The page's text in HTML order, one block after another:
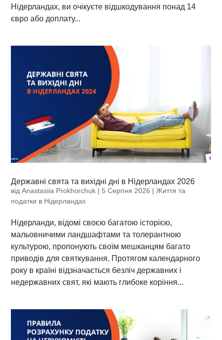
Нідерландах, ви очікуєте відшкодування понад 14
євро або доплату...
Державні свята та вихідні дні в Нідерландах 2026
відAnastasiia Prokhorchuk | 5 Серпня 2026 |Життя та
податки в Нідерландах
Нідерланди, відомі своєю багатою історією,
мальовничими ландшафтами та толерантною
культурою, пропонують своїм мешканцям багато
приводів для святкування. Протягом календарного
року в країні відзначається безліч державних і
недержавних свят, які мають глибоке коріння...